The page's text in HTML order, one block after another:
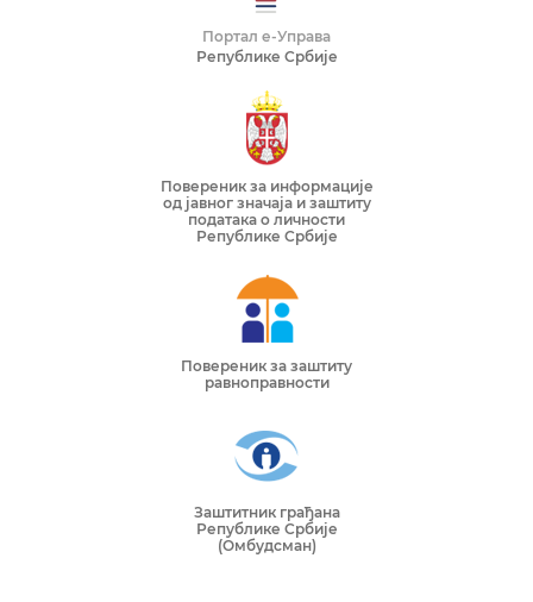
Портал е-Управа
Републике Србије
Повереник за информације
од јавног значаја и заштиту
података о личности
Републике Србије
Повереник за заштиту
равноправности
Заштитник грађана
Републике Србије
(Омбудсман)